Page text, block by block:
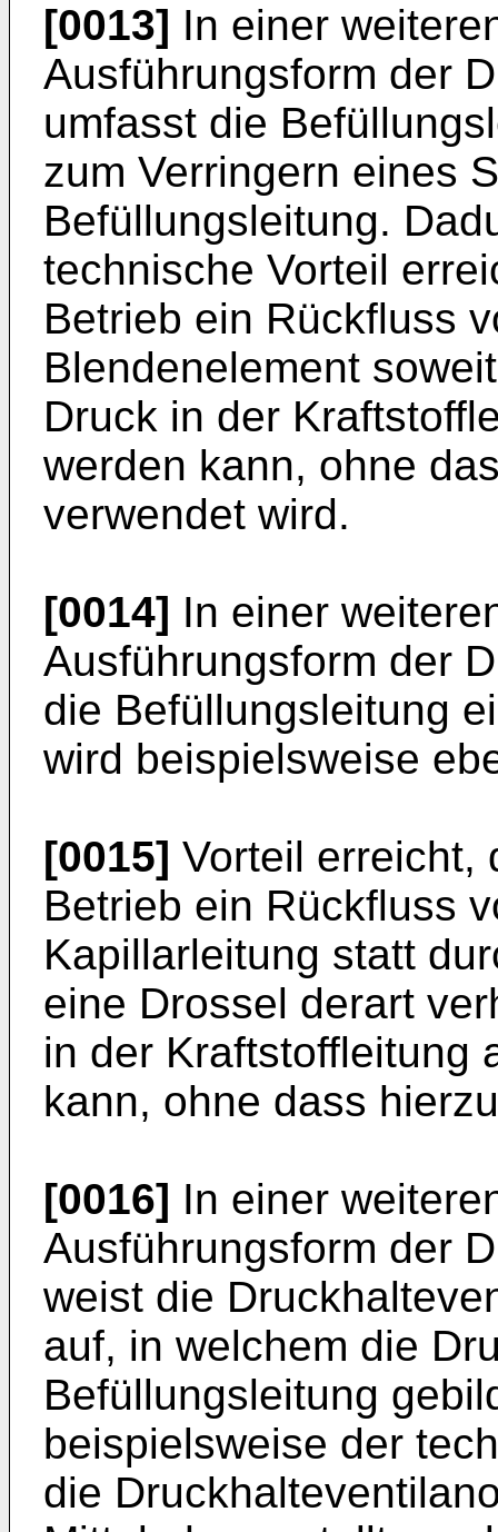
[0013] In einer
Ausführungsform der
umfasst die
zum Verringern eines
Befüllungsleitung.
technische Vorteil
Betrieb ein Rückfluss
Blendenelement
Druck in der
werden kann, ohne
verwendet wird.
[0014] In einer
Ausführungsform der
die Befüllungsleitung
wird beispielsweise
[0015] Vorteil erreicht,
Betrieb ein Rückfluss
Kapillarleitung statt
eine Drossel derart
in der Kraftstoffleitung
kann, ohne dass
[0016] In einer
Ausführungsform der
weist die
auf, in welchem die
Befüllungsleitung
beispielsweise der
die